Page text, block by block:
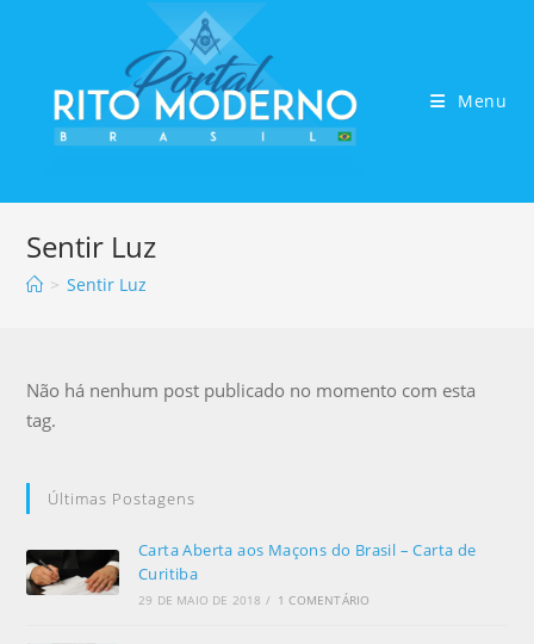
Menu
Sentir Luz
> Sentir Luz
Não há nenhum post publicado no momento com esta
tag.
Últimas Postagens
Carta Aberta aos Maçons do Brasil – Carta de
Curitiba
29 DE MAIO DE 2018 / 1 COMENTÁRIO